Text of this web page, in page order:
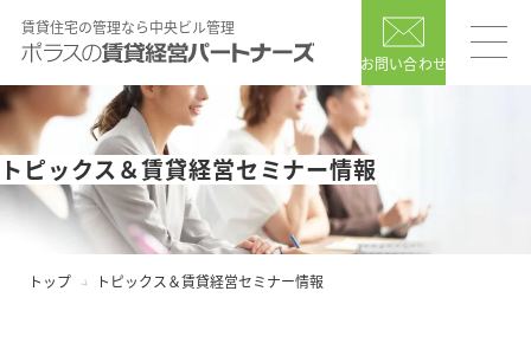
賃貸住宅の管理なら中央ビル管理
お問い合わせ
トピックス＆賃貸経営セミナー情報
トップ トピックス＆賃貸経営セミナー情報